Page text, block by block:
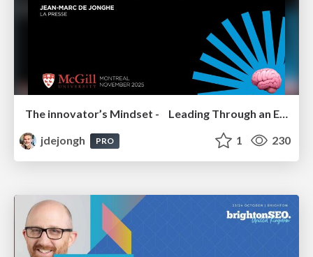
The innovator’s Mindset - Leading Through an Era of Exponential Change - McGill University 2025
jdejongh
PRO 1 230